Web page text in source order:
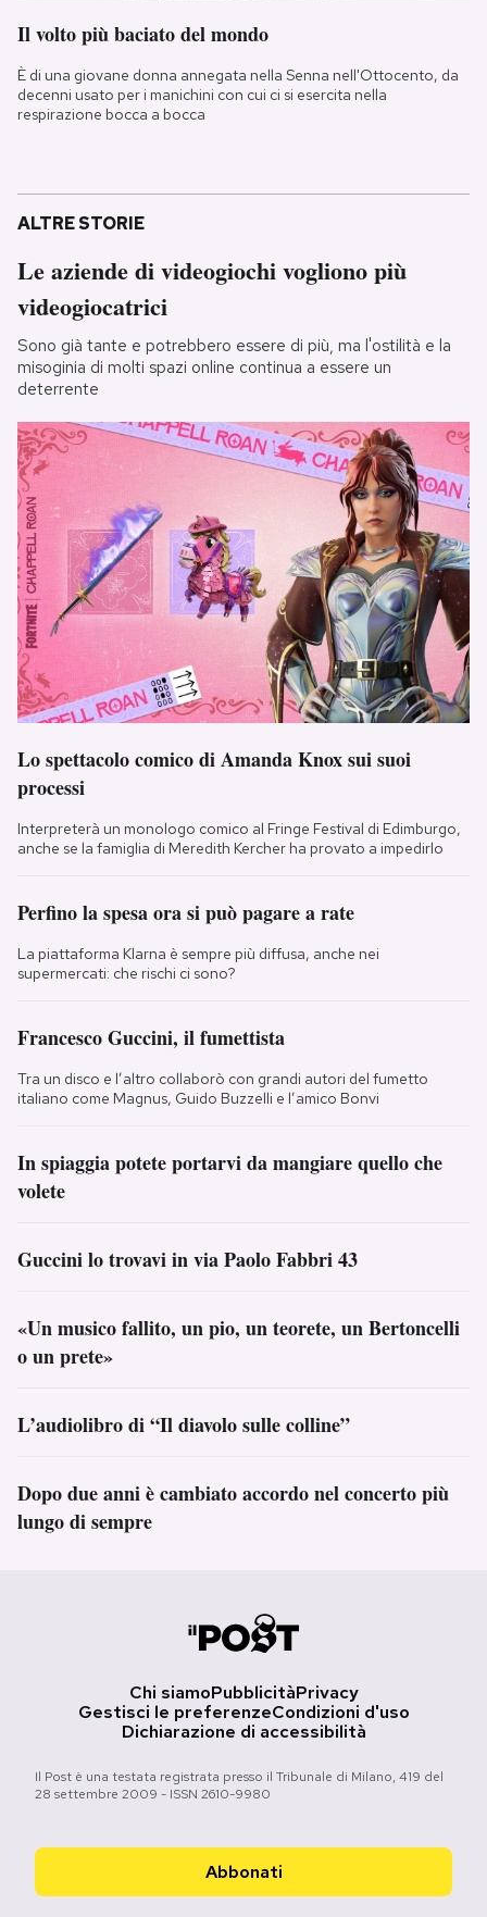
Il volto più baciato del mondo
È di una giovane donna annegata nella Senna nell'Ottocento, da
decenni usato per i manichini con cui ci si esercita nella
respirazione bocca a bocca
ALTRE STORIE
Le aziende di videogiochi vogliono più
videogiocatrici
Sono già tante e potrebbero essere di più, ma l'ostilità e la
misoginia di molti spazi online continua a essere un
deterrente
Lo spettacolo comico di Amanda Knox sui suoi
processi
Interpreterà un monologo comico al Fringe Festival di Edimburgo,
anche se la famiglia di Meredith Kercher ha provato a impedirlo
Perfino la spesa ora si può pagare a rate
La piattaforma Klarna è sempre più diffusa, anche nei
supermercati: che rischi ci sono?
Francesco Guccini, il fumettista
Tra un disco e l’altro collaborò con grandi autori del fumetto
italiano come Magnus, Guido Buzzelli e l’amico Bonvi
In spiaggia potete portarvi da mangiare quello che
volete
Guccini lo trovavi in via Paolo Fabbri 43
«Un musico fallito, un pio, un teorete, un Bertoncelli
o un prete»
L’audiolibro di “Il diavolo sulle colline”
Dopo due anni è cambiato accordo nel concerto più
lungo di sempre
Chi siamoPubblicitàPrivacy
Gestisci le preferenzeCondizioni d'uso
Dichiarazione di accessibilità
Il Post è una testata registrata presso il Tribunale di Milano, 419 del
28 settembre 2009 - ISSN 2610-9980
Abbonati